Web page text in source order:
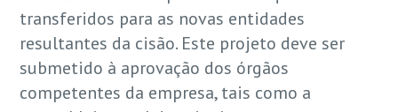
transferidos para as novas entidades
resultantes da cisão. Este projeto deve ser
submetido à aprovação dos órgãos
competentes da empresa, tais como a